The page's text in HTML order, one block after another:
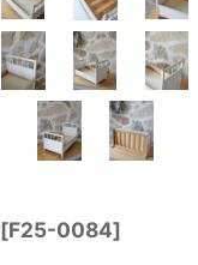
[F25-0084]